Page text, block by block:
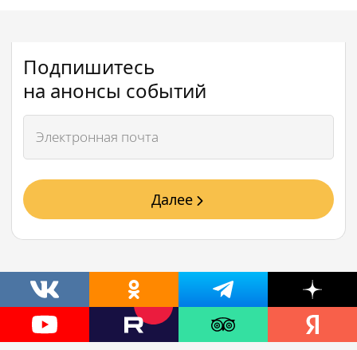
Подпишитесь
на анонсы событий
Далее